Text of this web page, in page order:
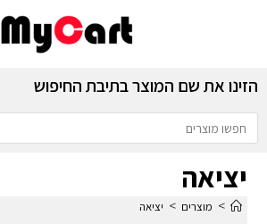
הזינו את שם המוצר בתיבת החיפוש
יציאה
> מוצרים > יציאה